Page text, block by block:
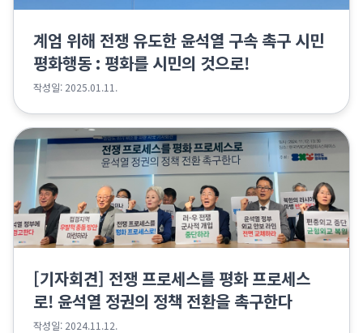
계엄 위해 전쟁 유도한 윤석열 구속 촉구 시민
평화행동 : 평화를 시민의 것으로!
작성일: 2025.01.11.
[기자회견] 전쟁 프로세스를 평화 프로세스
로! 윤석열 정권의 정책 전환을 촉구한다
작성일: 2024.11.12.